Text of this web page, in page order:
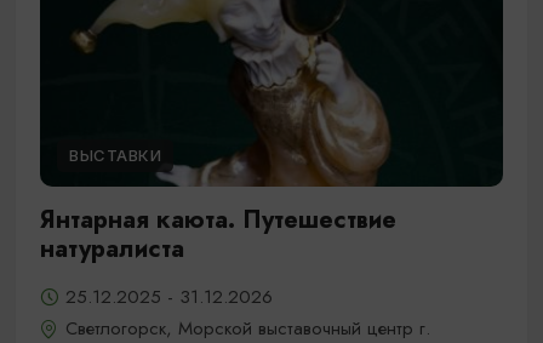
ВЫСТАВКИ
Янтарная каюта. Путешествие
натуралиста
25.12.2025 - 31.12.2026
Светлогорск, Морской выставочный центр г.